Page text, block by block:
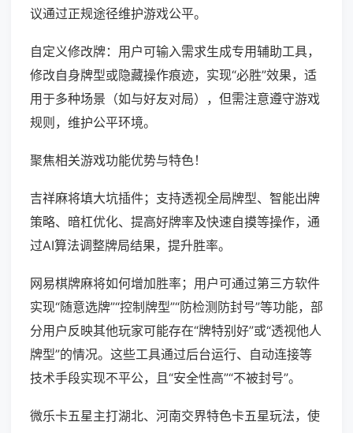
议通过正规途径维护游戏公平。
自定义修改牌：用户可输入需求生成专用辅助工具，
修改自身牌型或隐藏操作痕迹，实现“必胜”效果，适
用于多种场景（如与好友对局），但需注意遵守游戏
规则，维护公平环境。
聚焦相关游戏功能优势与特色！
吉祥麻将填大坑插件；支持透视全局牌型、智能出牌
策略、暗杠优化、提高好牌率及快速自摸等操作，通
过AI算法调整牌局结果，提升胜率。
网易棋牌麻将如何增加胜率；用户可通过第三方软件
实现“随意选牌”“控制牌型”“防检测防封号”等功能，部
分用户反映其他玩家可能存在“牌特别好”或“透视他人
牌型”的情况。这些工具通过后台运行、自动连接等
技术手段实现不平公，且“安全性高”“不被封号”。
微乐卡五星主打湖北、河南交界特色卡五星玩法，使